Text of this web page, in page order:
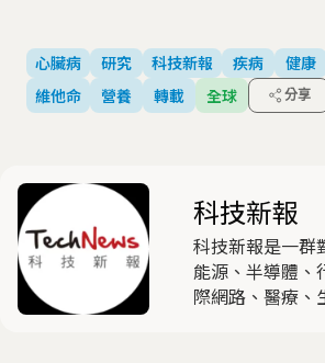
心臟病 研究 科技新報 疾病 健康
維他命
營養 轉載 全球 分享
科技新報
科技新報是一群
能源、半導體、
際網路、醫療、